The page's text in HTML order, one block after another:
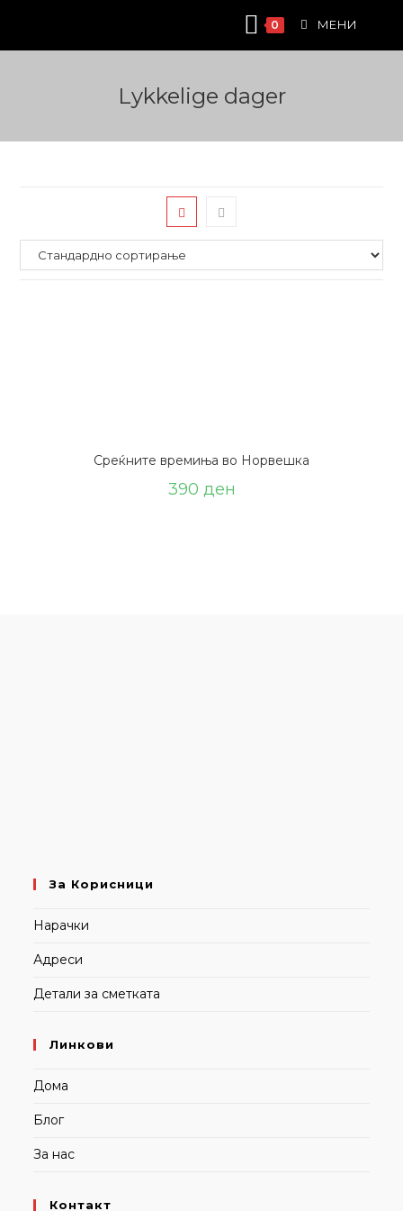
content
0 МЕНИ
Lykkelige dager
Среќните времиња во Норвешка
390 ден
За Корисници
Нарачки
Адреси
Детали за сметката
Линкови
Дома
Блог
За нас
Контакт